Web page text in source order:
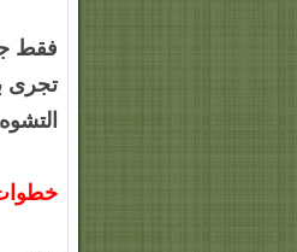
تجرى
التشوه